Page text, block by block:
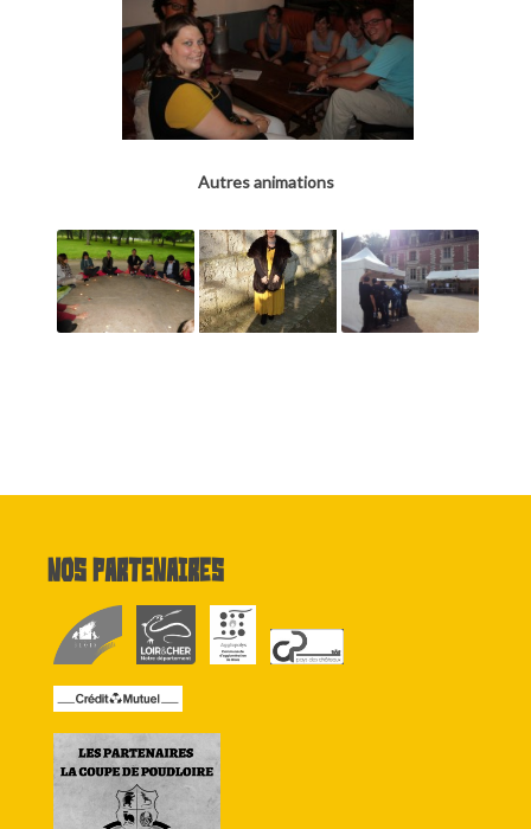
Autres animations
Nos partenaires